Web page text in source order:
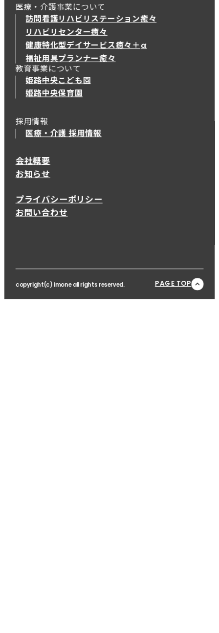
医療・介護事業について
訪問看護リハビリステーション癒々
リハビリセンター癒々
健康特化型デイサービス癒々＋α
健康特化型デイサービス癒々＋
福祉用具プランナー癒々
教育事業について
姫路中央こども園
姫路中央保育園
採用情報
医療・介護 採用情報
会社概要
お知らせ
プライバシーポリシー
お問い合わせ
copyright(c) imone all rights reserved. PAGE TOP